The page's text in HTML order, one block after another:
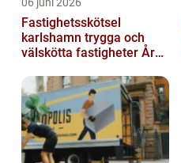
Fastighetsskötsel
karlshamn trygga och
välskötta fastigheter Året